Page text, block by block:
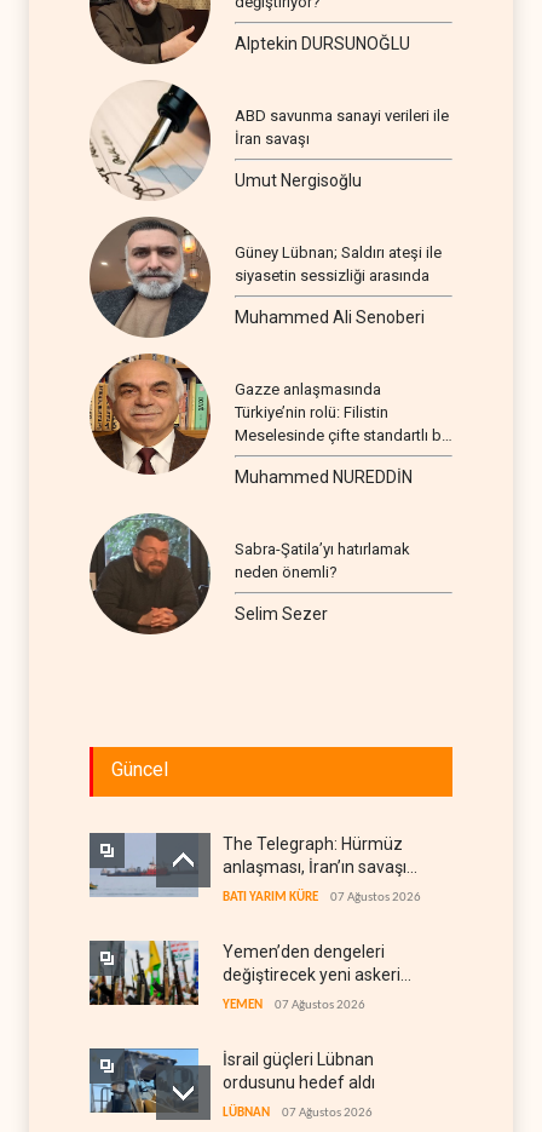
Alptekin DURSUNOĞLU
ABD savunma sanayi verileri ile
İran savaşı
Umut Nergisoğlu
Güney Lübnan; Saldırı ateşi ile
siyasetin sessizliği arasında
Muhammed Ali Senoberi
Gazze anlaşmasında
Türkiye’nin rolü: Filistin
Meselesinde çifte standartlı bir
seyir
Muhammed NUREDDİN
Sabra-Şatila’yı hatırlamak
neden önemli?
Selim Sezer
Güncel
The Telegraph: Hürmüz
anlaşması, İran’ın savaşı
kazandığını gösteriyor
BATI YARIM KÜRE 07 Ağustos 2026
Yemen’den dengeleri
değiştirecek yeni askeri
denklem
YEMEN 07 Ağustos 2026
İsrail güçleri Lübnan
ordusunu hedef aldı
LÜBNAN 07 Ağustos 2026